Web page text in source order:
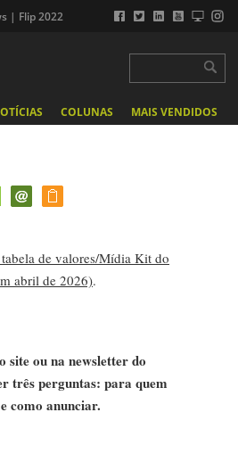
| Flip 2022
COLUNAS MAIS VENDIDOS
de valores/Mídia Kit do
abril de 2026).
site ou na newsletter do
três perguntas: para quem
como anunciar.